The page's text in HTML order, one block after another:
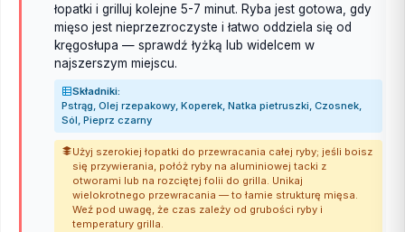
łopatki i grilluj kolejne 5-7 minut. Ryba jest gotowa, gdy
mięso jest nieprzezroczyste i łatwo oddziela się od
kręgosłupa — sprawdź łyżką lub widelcem w
najszerszym miejscu.
Składniki:
Pstrąg, Olej rzepakowy, Koperek, Natka pietruszki, Czosnek,
Sól, Pieprz czarny
Użyj szerokiej łopatki do przewracania całej ryby; jeśli boisz
się przywierania, połóż ryby na aluminiowej tacki z
otworami lub na rozciętej folii do grilla. Unikaj
wielokrotnego przewracania — to łamie strukturę mięsa.
Weź pod uwagę, że czas zależy od grubości ryby i
temperatury grilla.